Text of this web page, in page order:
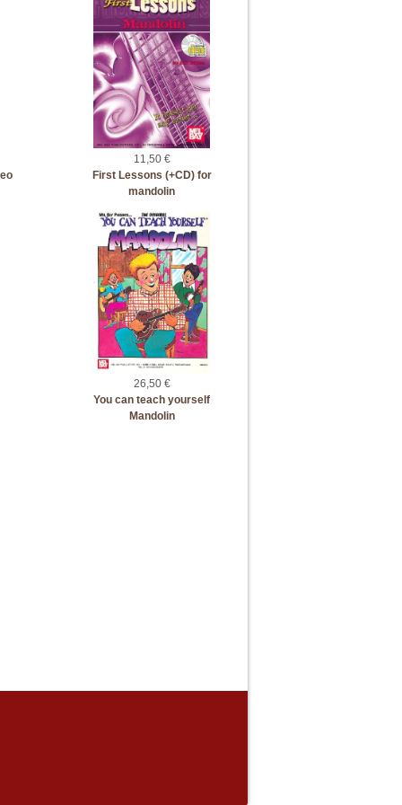
11,50 €
First Lessons (+CD) for
mandolin
26,50 €
You can teach yourself
Mandolin